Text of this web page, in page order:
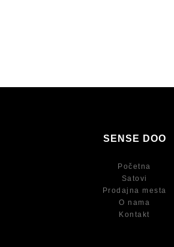
SENSE DOO
Početna
Satovi
Prodajna mesta
O nama
Kontakt